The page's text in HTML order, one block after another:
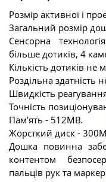
Розмір активної і
Загальний розмір
Сенсорна
більше дотиків, 4
Кількість дотиків не
Роздільна здатність
Швидкість реагування
Точність
Пам’ять - 512MB.
Жорсткий диск -
Дошка повинна
контентом
пальців рук та